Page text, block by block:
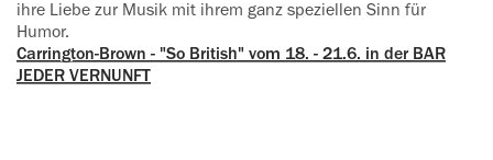
ihre Liebe zur Musik mit ihrem ganz speziellen Sinn für
Humor.
Carrington-Brown - "So British" vom 18. - 21.6. in der BAR
JEDER VERNUNFT